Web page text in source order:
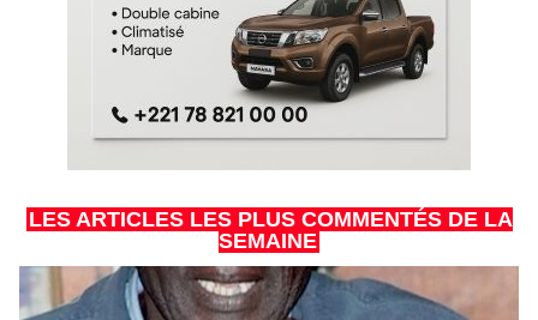
LES ARTICLES LES PLUS COMMENTÉS DE LA
SEMAINE